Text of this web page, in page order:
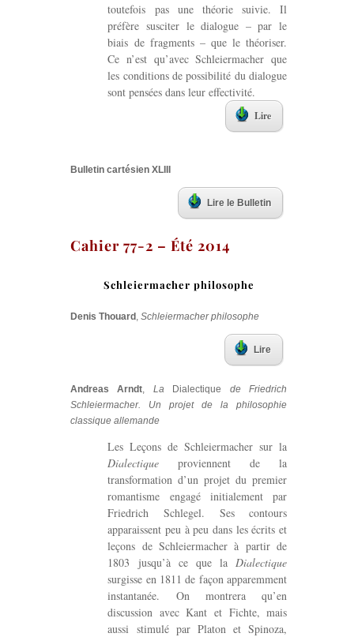
toutefois pas une théorie suivie. Il
préfère susciter le dialogue – par le
biais de fragments – que le théoriser.
Ce n’est qu’avec Schleiermacher que
les conditions de possibilité du dialogue
sont pensées dans leur effectivité.
Lire
Bulletin cartésien XLIII
Lire le Bulletin
Cahier 77-2 – Été 2014
Schleiermacher philosophe
Denis Thouard ,Schleiermacher philosophe
Lire
Andreas Arndt, La Dialectique de Friedrich
Schleiermacher. Un projet de la philosophie
classique allemande
Les Leçons de Schleiermacher sur la
Dialectique proviennent de la
transformation d’un projet du premier
romantisme engagé initialement par
Friedrich Schlegel. Ses contours
apparaissent peu à peu dans les écrits et
leçons de Schleiermacher à partir de
1803 jusqu’à ce que laDialectique
surgisse en 1811 de façon apparemment
instantanée. On montrera qu’en
discussion avec Kant et Fichte, mais
aussi stimulé par Platon et Spinoza,